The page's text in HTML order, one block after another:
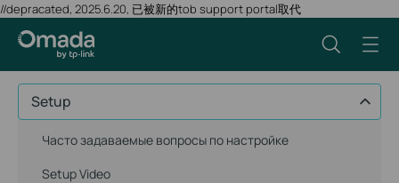
//depracated, 2025.6.20, 已被新的tob support portal取代
Setup
Часто задаваемые вопросы по настройке
Setup Video